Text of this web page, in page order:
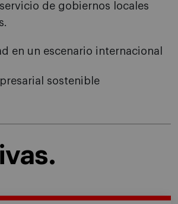
de gobiernos locales
en un escenario internacional
sostenible